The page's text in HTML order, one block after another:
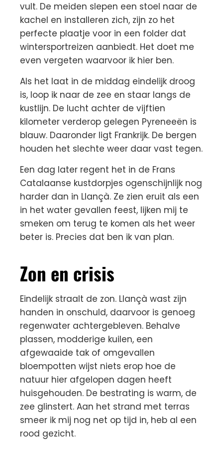
vult. De meiden slepen een stoel naar de
kachel en installeren zich, zijn zo het
perfecte plaatje voor in een folder dat
wintersportreizen aanbiedt. Het doet me
even vergeten waarvoor ik hier ben.
Als het laat in de middag eindelijk droog
is, loop ik naar de zee en staar langs de
kustlijn. De lucht achter de vijftien
kilometer verderop gelegen Pyreneeën is
blauw. Daaronder ligt Frankrijk. De bergen
houden het slechte weer daar vast tegen.
Een dag later regent het in de Frans
Catalaanse kustdorpjes ogenschijnlijk nog
harder dan in Llançà. Ze zien eruit als een
in het water gevallen feest, lijken mij te
smeken om terug te komen als het weer
beter is. Precies dat ben ik van plan.
Zon en crisis
Eindelijk straalt de zon. Llançà wast zijn
handen in onschuld, daarvoor is genoeg
regenwater achtergebleven. Behalve
plassen, modderige kuilen, een
afgewaaide tak of omgevallen
bloempotten wijst niets erop hoe de
natuur hier afgelopen dagen heeft
huisgehouden. De bestrating is warm, de
zee glinstert. Aan het strand met terras
smeer ik mij nog net op tijd in, heb al een
rood gezicht.